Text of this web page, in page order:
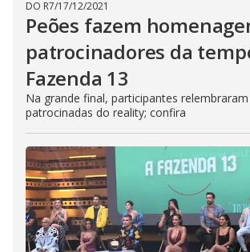
DO R7/17/12/2021
Peões fazem
patrocinadores da
Fazenda 13
Na grande final, participantes
patrocinadas do reality; confira